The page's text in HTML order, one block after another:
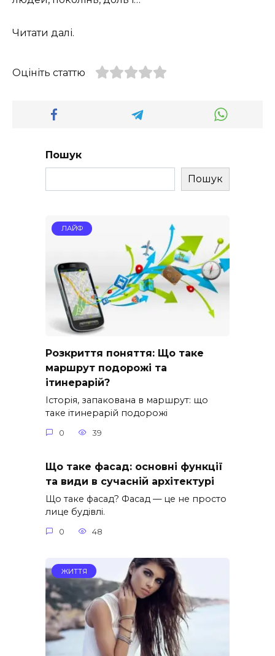
Читати далі.
Оцініть статтю
Пошук
Пошук
ЛАЙФ
Розкриття поняття: Що таке
маршрут подорожі та
ітинерарій?
Історія, запакована в маршрут: що
таке ітинерарій подорожі
0 39
Що таке фасад: основні функції
та види в сучасній архітектурі
Що таке фасад? Фасад — це не просто
лице будівлі.
0 48
ЖИТТЯ